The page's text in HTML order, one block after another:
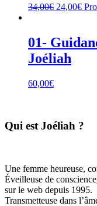
34,00€ Le
était :
34,00€.
24,00€Le
01-
Joéliah
60,00€
​Qui est Joéliah ?
Une femme heureuse,
Éveilleuse de
sur le web depuis 1995.
Transmetteuse dans